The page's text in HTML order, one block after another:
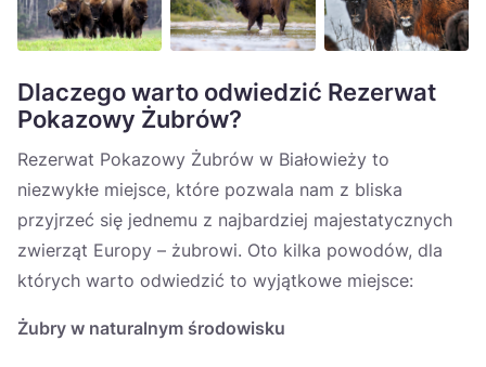
Dlaczego warto odwiedzić Rezerwat
Pokazowy Żubrów?
Rezerwat Pokazowy Żubrów w Białowieży to
niezwykłe miejsce, które pozwala nam z bliska
przyjrzeć się jednemu z najbardziej majestatycznych
zwierząt Europy – żubrowi. Oto kilka powodów, dla
których warto odwiedzić to wyjątkowe miejsce:
Żubry w naturalnym środowisku